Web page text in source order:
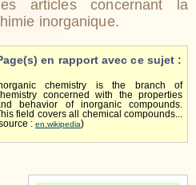
articles concernant la
inorganique.
en rapport avec ce sujet :
chemistry is the branch of
concerned with the properties
behavior of inorganic compounds.
This field covers all chemical compounds...
: en.wikipedia)